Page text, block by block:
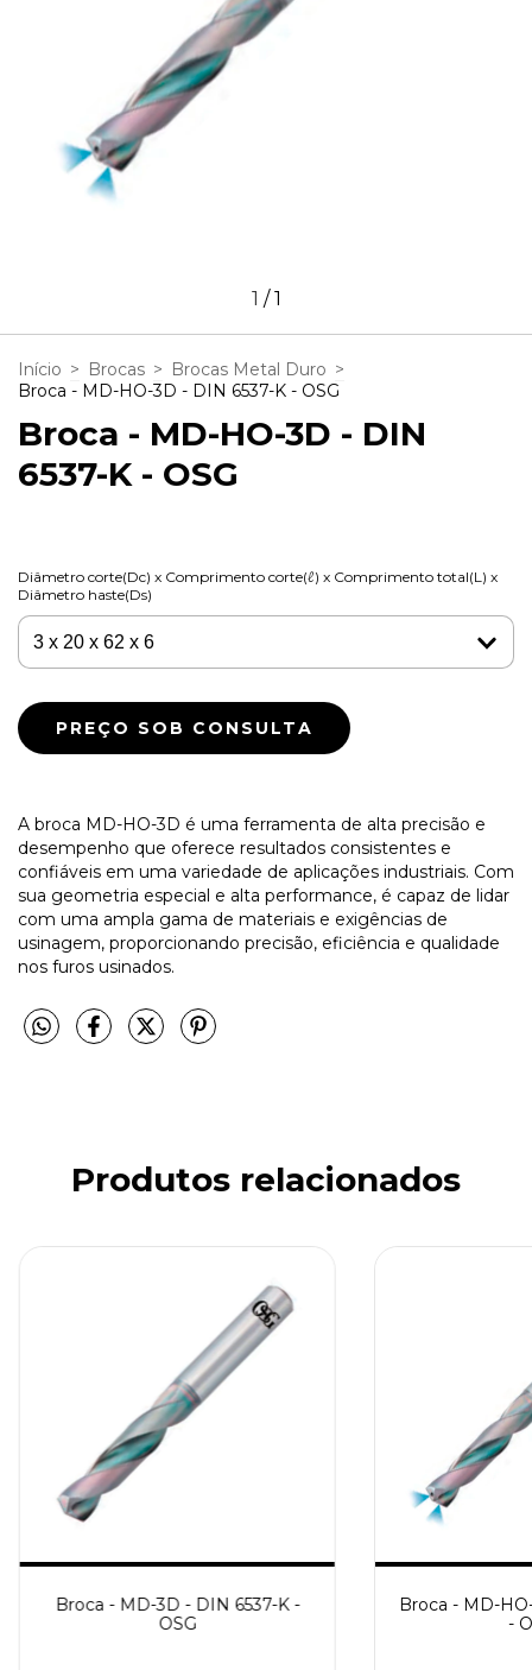
1 /1
Início > Brocas > Brocas Metal Duro >
Broca - MD-HO-3D - DIN 6537-K - OSG
Broca - MD-HO-3D - DIN
6537-K - OSG
Diâmetro corte(Dc) x Comprimento corte(ℓ) x Comprimento total(L) x
Diâmetro haste(Ds)
A broca MD-HO-3D é uma ferramenta de alta precisão e
desempenho que oferece resultados consistentes e
confiáveis em uma variedade de aplicações industriais. Com
sua geometria especial e alta performance, é capaz de lidar
com uma ampla gama de materiais e exigências de
usinagem, proporcionando precisão, eficiência e qualidade
nos furos usinados.
Produtos relacionados
Broca - MD-3D - DIN 6537-K -
OSG
Broca - MD-
-